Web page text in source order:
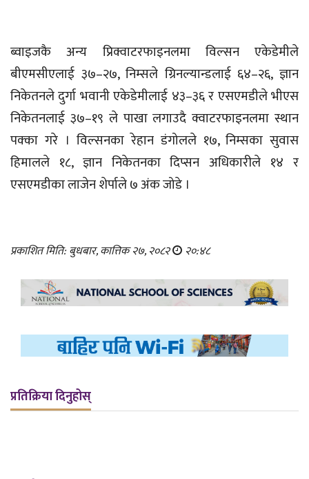
ब्वाइजकै अन्य प्रिक्वाटरफाइनलमा विल्सन एकेडेमीले
बीएमसीएलाई ३७–२७, निम्सले ग्रिनल्यान्डलाई ६४–२६, ज्ञान
निकेतनले दुर्गा भवानी एकेडेमीलाई ४३–३६ र एसएमडीले भीएस
निकेतनलाई ३७–१९ ले पाखा लगाउदै क्वाटरफाइनलमा स्थान
पक्का गरे । विल्सनका रेहान डंगोलले १७, निम्सका सुवास
हिमालले १८, ज्ञान निकेतनका दिप्सन अधिकारीले १४ र
एसएमडीका लाजेन शेर्पाले ७ अंक जोडे ।
प्रकाशित मिति: बुधबार, कात्तिक २७, २०८२ २०:४८
प्रतिक्रिया दिनुहोस्